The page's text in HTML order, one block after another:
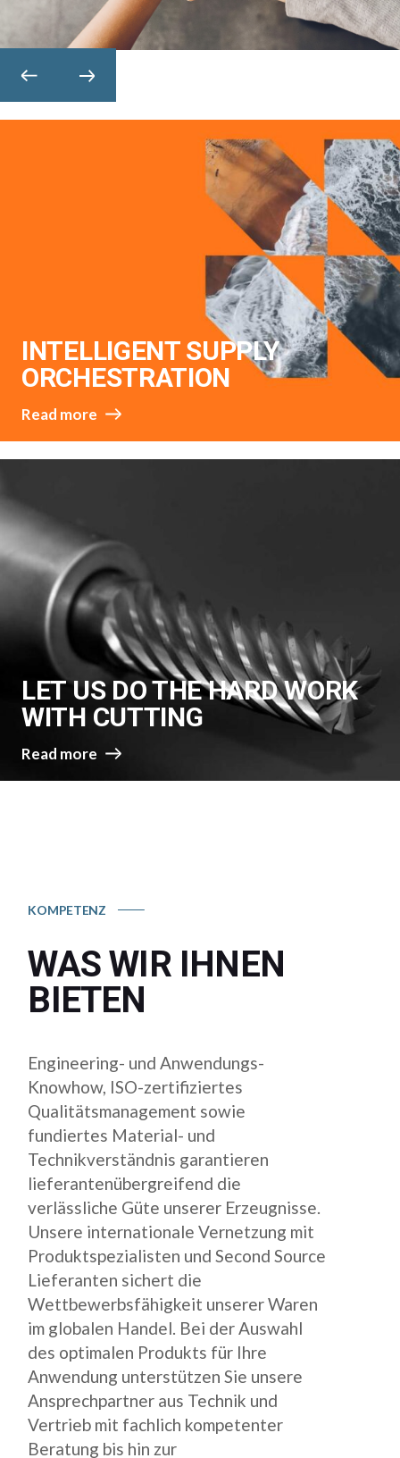
INTELLIGENT SUPPLY
ORCHESTRATION
Read more
LET US DO THE HARD WORK
WITH CUTTING
Read more
KOMPETENZ
WAS WIRIHNEN
BIETEN
Engineering- und Anwendungs-
Knowhow, ISO-zertifiziertes
Qualitätsmanagement sowie
fundiertes Material- und
Technikverständnis garantieren
lieferantenübergreifend die
verlässliche Güte unserer Erzeugnisse.
Unsere internationale Vernetzung mit
Produktspezialisten und Second Source
Lieferanten sichert die
Wettbewerbsfähigkeit unserer Waren
im globalen Handel. Bei der Auswahl
des optimalen Produkts für Ihre
Anwendung unterstützen Sie unsere
Ansprechpartner aus Technik und
Vertrieb mit fachlich kompetenter
Beratung bis hin zur